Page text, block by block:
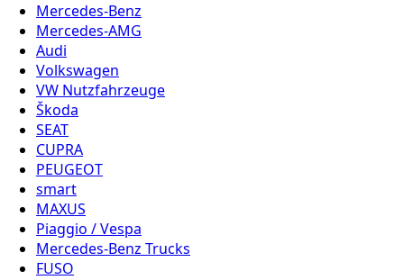
Mercedes-Benz
Mercedes-AMG
Audi
Volkswagen
VW Nutzfahrzeuge
Škoda
SEAT
CUPRA
PEUGEOT
smart
MAXUS
Piaggio / Vespa
Mercedes-Benz Trucks
FUSO